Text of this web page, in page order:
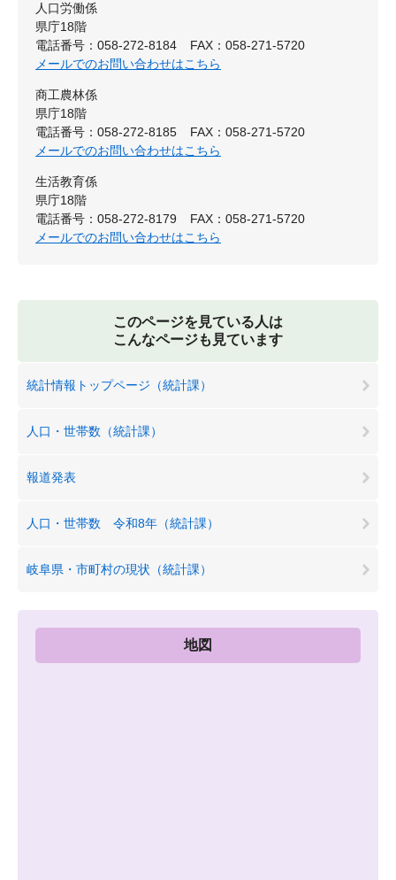
人口労働係
県庁18階
電話番号：058-272-8184
FAX：058-271-5720
メールでのお問い合わせはこちら
商工農林係
県庁18階
電話番号：058-272-8185
FAX：058-271-5720
メールでのお問い合わせはこちら
生活教育係
県庁18階
電話番号：058-272-8179
FAX：058-271-5720
メールでのお問い合わせはこちら
このページを見ている人は
こんなページも見ています
統計情報トップページ（統計課）
人口・世帯数（統計課）
報道発表
人口・世帯数 令和8年（統計課）
岐阜県・市町村の現状（統計課）
地図